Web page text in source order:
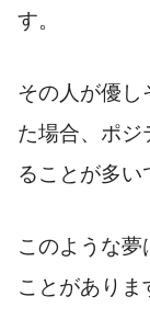
す。
その人が優し
た場合、ポジ
ることが多い
このような夢
ことがありま